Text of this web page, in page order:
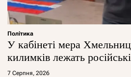
Політика
У кабінеті мера
килимків лежать
7 Серпня, 2026